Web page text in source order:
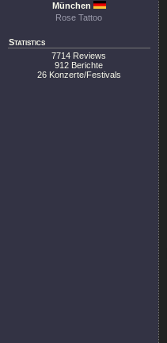
München
Rose Tattoo
Statistics
7714 Reviews
912 Berichte
26 Konzerte/Festivals